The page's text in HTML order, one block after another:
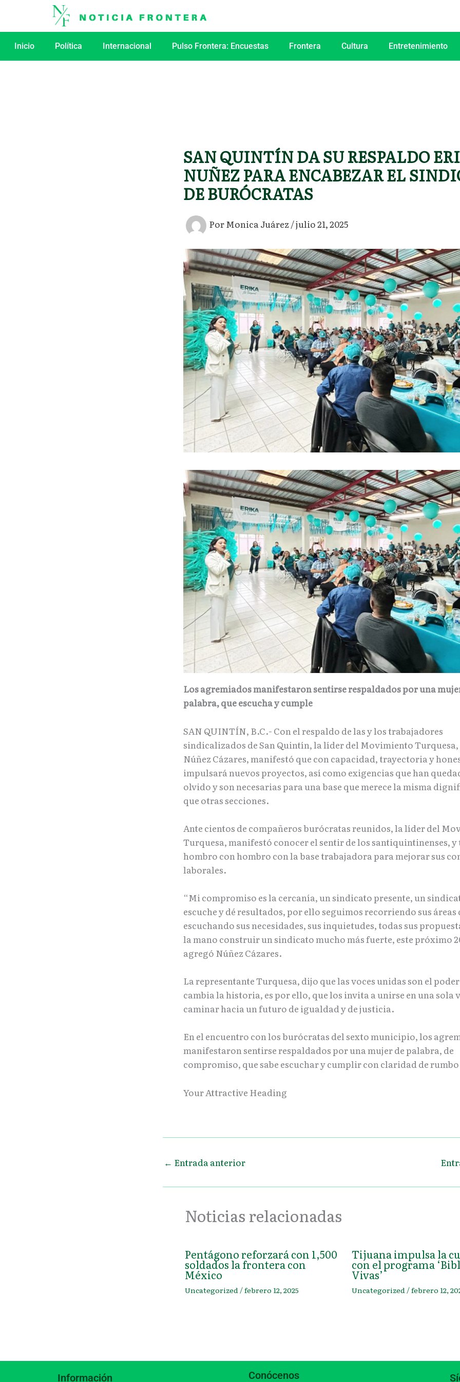
contenido
Inicio Política Internacional Pulso Frontera: Encuestas Frontera Cultura Entretenimiento
SAN QUINTÍN DA SU RESPALDO
NUÑEZ PARA ENCABEZAR EL
DE BURÓCRATAS
PorMonica Juárez/julio 21, 2025
Los agremiados manifestaron sentirse respaldados por una
palabra, que escucha y cumple
SAN QUINTÍN, B.C.- Con el respaldo de las y los trabajadores
sindicalizados de San Quintín, la líder del Movimiento
Núñez Cázares, manifestó que con capacidad, trayectoria y
impulsará nuevos proyectos, así como exigencias que han
olvido y son necesarias para una base que merece la misma
que otras secciones.
Ante cientos de compañeros burócratas reunidos, la líder del
Turquesa, manifestó conocer el sentir de los santiquintinenses,
hombro con hombro con la base trabajadora para mejorar sus
laborales.
“Mi compromiso es la cercanía, un sindicato presente, un
escuche y dé resultados, por ello seguimos recorriendo sus áreas
escuchando sus necesidades, sus inquietudes, todas sus
la mano construir un sindicato mucho más fuerte, este próximo
agregó Núñez Cázares.
La representante Turquesa, dijo que las voces unidas son el
cambia la historia, es por ello, que los invita a unirse en una sola
caminar hacia un futuro de igualdad y de justicia.
En el encuentro con los burócratas del sexto municipio, los
manifestaron sentirse respaldados por una mujer de palabra, de
compromiso, que sabe escuchar y cumplir con claridad de rumbo
Your Attractive Heading
← Entrada anterior
Noticias relacionadas
Pentágono reforzará con 1,500
soldados la frontera con
México
Uncategorized/febrero 12, 2025
Tijuana impulsa la
con el programa
Vivas’
Uncategorized/febrero 12,
Información Conócenos